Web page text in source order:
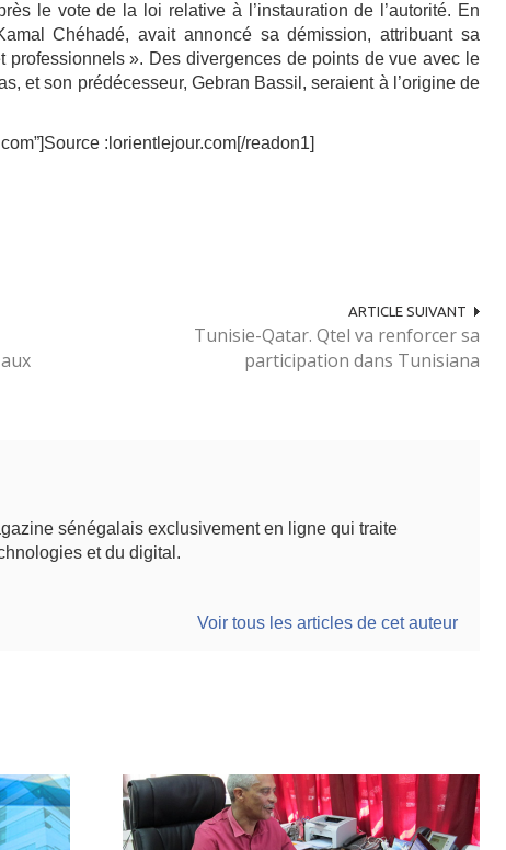
le vote de la loi relative à l’instauration de l’autorité. En
Chéhadé, avait annoncé sa démission, attribuant sa
professionnels ». Des divergences de points de vue avec le
et son prédécesseur, Gebran Bassil, seraient à l’origine de
:lorientlejour.com[/readon1]
ARTICLE SUIVANT
Tunisie-Qatar. Qtel va renforcer sa
participation dans Tunisiana
sénégalais exclusivement en ligne qui traite
et du digital.
Voir tous les articles de cet auteur